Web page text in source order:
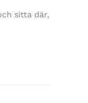
sitta där,